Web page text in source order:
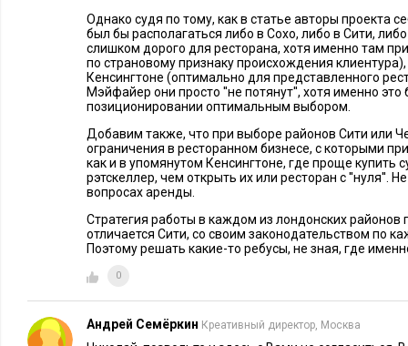
которые строят качественно и сотрудничают с успешными
в Москву, посмотрели на Goodman, посмотрели на другие
Москве, попили водки, вернулись и … нарисовали
:В чем вы разошлись?
Они убеждали нас: «Слушайте, если вы хотите,
или на обед и платили 45 фунтов, то вам нужны
столах, зеркала, вазы и мраморные вставки. Так принято».
от кафе или паба отличается скатертью на столе. Но где
«ресторанной Библии»? Задание дизайнерам было такое –
паба с джентльменским клубом. Им было понятно, что
представляет собой стейк-хаус, они не понимали.
Однако судя по тому, как в статье авторы проекта
был бы располагаться либо в Сохо, либо в Сити,
слишком дорого для ресторана, хотя именно там
по страновому признаку происхождения
Кенсингтоне (оптимально для представленного
Мэйфайер они просто ''не потянут'', хотя именно
позиционировании оптимальным выбором.
Добавим также, что при выборе районов Сити или
ограничения в ресторанном бизнесе, с которыми
как и в упомянутом Кенсингтоне, где проще купить
рэтскеллер, чем открыть их или ресторан с ''нуля''.
вопросах аренды.
Стратегия работы в каждом из лондонских районов
отличается Сити, со своим законодательством по
Поэтому решать какие-то ребусы, не зная, где
0
Андрей Семёркин Креативный директор, Москва